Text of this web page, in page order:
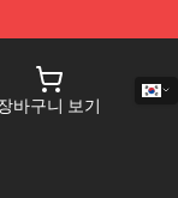
바구니 보기